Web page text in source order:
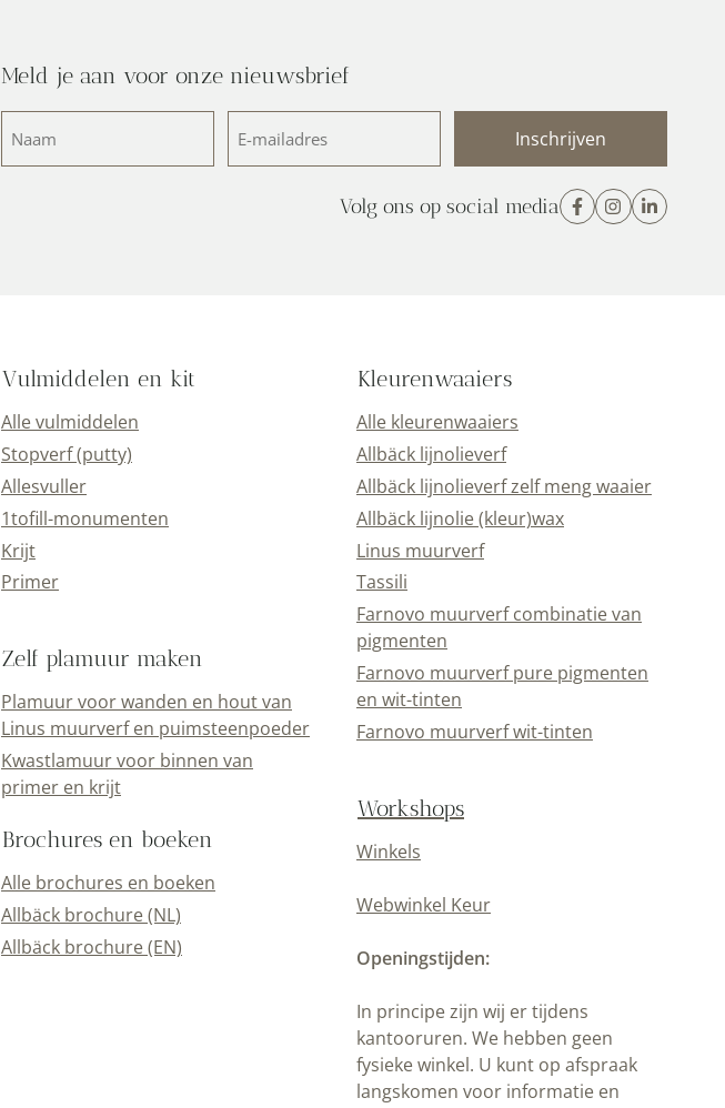
Meld je aan voor onze nieuwsbrief
(Vereist)
mailadres
Volg ons op social media
Vulmiddelen en kit
Alle vulmiddelen
Stopverf (putty)
Allesvuller
1tofill-monumenten
Krijt
Primer
Zelf plamuur maken
Plamuur voor wanden en hout van
Linus muurverf en puimsteenpoeder
Kwastlamuur voor binnen van
primer en krijt
Brochures en boeken
Alle brochures en boeken
Allbäck brochure (NL)
Allbäck brochure (EN)
Kleurenwaaiers
Alle kleurenwaaiers
Allbäck lijnolieverf
Allbäck lijnolieverf zelf meng waaier
Allbäck lijnolie (kleur)wax
Linus muurverf
Tassili
Farnovo muurverf combinatie van
pigmenten
Farnovo muurverf pure pigmenten
en wit-tinten
Farnovo muurverf wit-tinten
Workshops
Winkels
Webwinkel Keur
Openingstijden:
In principe zijn wij er tijdens
kantooruren. We hebben geen
fysieke winkel. U kunt op afspraak
langskomen voor informatie en